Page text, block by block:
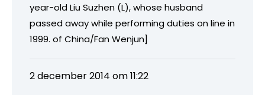
year-old Liu Suzhen (L), whose husband
passed away while performing duties on line in
1999. of China/Fan Wenjun]
2 december 2014 om 11:22